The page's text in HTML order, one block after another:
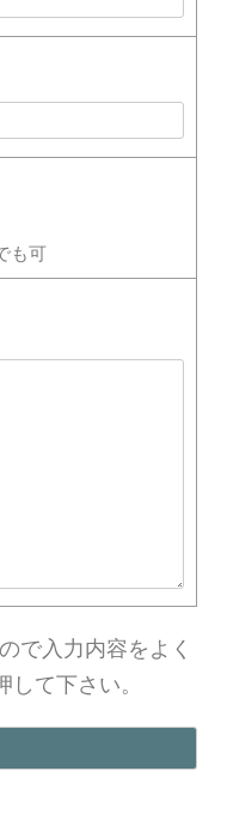
も可
で入力内容をよく
て下さい。